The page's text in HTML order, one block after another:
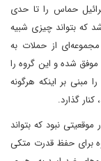
حماس را تا حدی
که بتواند چیزی شبیه
مجموعه‌ای از حملات به
موفق شده و این گروه را
بر اینکه هرگونه
گذارد.
نبود که بتواند
برای حفظ قدرت متکی